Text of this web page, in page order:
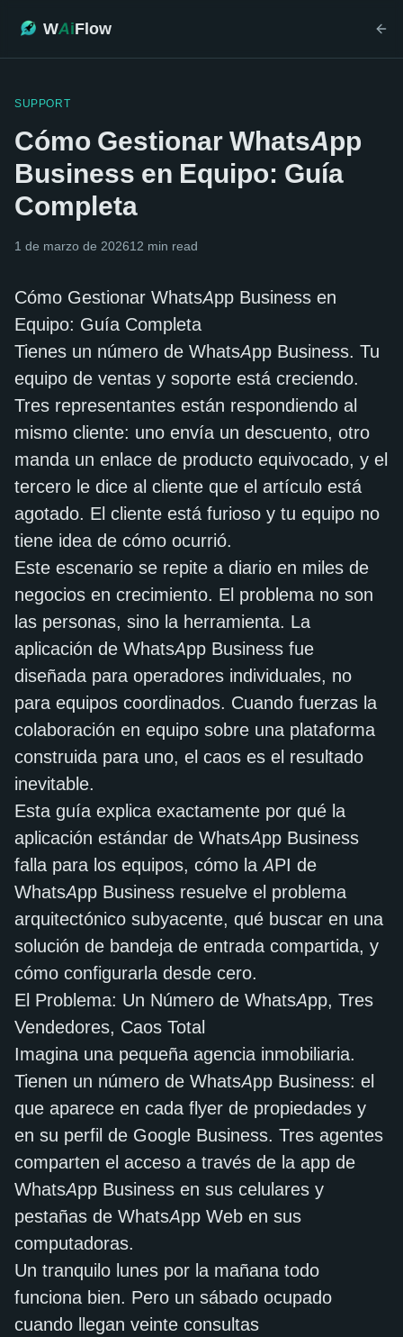
WAiFlow
SUPPORT
Cómo Gestionar WhatsApp
Business en Equipo: Guía
Completa
1 de marzo de 202612 min read
Cómo Gestionar WhatsApp Business en
Equipo: Guía Completa
Tienes un número de WhatsApp Business. Tu
equipo de ventas y soporte está creciendo.
Tres representantes están respondiendo al
mismo cliente: uno envía un descuento, otro
manda un enlace de producto equivocado, y el
tercero le dice al cliente que el artículo está
agotado. El cliente está furioso y tu equipo no
tiene idea de cómo ocurrió.
Este escenario se repite a diario en miles de
negocios en crecimiento. El problema no son
las personas, sino la herramienta. La
aplicación de WhatsApp Business fue
diseñada para operadores individuales, no
para equipos coordinados. Cuando fuerzas la
colaboración en equipo sobre una plataforma
construida para uno, el caos es el resultado
inevitable.
Esta guía explica exactamente por qué la
aplicación estándar de WhatsApp Business
falla para los equipos, cómo la API de
WhatsApp Business resuelve el problema
arquitectónico subyacente, qué buscar en una
solución de bandeja de entrada compartida, y
cómo configurarla desde cero.
El Problema: Un Número de WhatsApp, Tres
Vendedores, Caos Total
Imagina una pequeña agencia inmobiliaria.
Tienen un número de WhatsApp Business: el
que aparece en cada flyer de propiedades y
en su perfil de Google Business. Tres agentes
comparten el acceso a través de la app de
WhatsApp Business en sus celulares y
pestañas de WhatsApp Web en sus
computadoras.
Un tranquilo lunes por la mañana todo
funciona bien. Pero un sábado ocupado
cuando llegan veinte consultas